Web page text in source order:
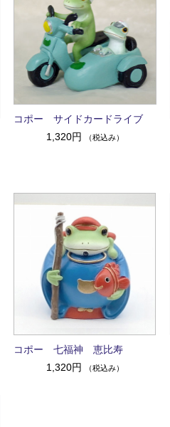
コポー サイドカードライブ
1,320円
（税込み）
コポー 七福神 恵比寿
1,320円
（税込み）